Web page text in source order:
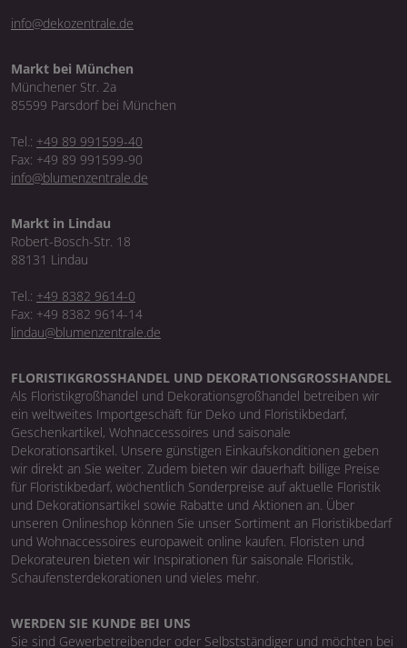
info@dekozentrale.de
Markt bei München
Münchener Str. 2a
85599 Parsdorf bei München
Tel.: +49 89 991599-40
Fax: +49 89 991599-90
info@blumenzentrale.de
Markt in Lindau
Robert-Bosch-Str. 18
88131 Lindau
Tel.: +49 8382 9614-0
Fax: +49 8382 9614-14
lindau@blumenzentrale.de
FLORISTIKGROSSHANDEL UND DEKORATIONSGROSSHANDEL
Als Floristikgroßhandel und Dekorationsgroßhandel betreiben wir
ein weltweites Importgeschäft für Deko und Floristikbedarf,
Geschenkartikel, Wohnaccessoires und saisonale
Dekorationsartikel. Unsere günstigen Einkaufskonditionen geben
wir direkt an Sie weiter. Zudem bieten wir dauerhaft billige Preise
für Floristikbedarf, wöchentlich Sonderpreise auf aktuelle Floristik
und Dekorationsartikel sowie Rabatte und Aktionen an. Über
unseren Onlineshop können Sie unser Sortiment an Floristikbedarf
und Wohnaccessoires europaweit online kaufen. Floristen und
Dekorateuren bieten wir Inspirationen für saisonale Floristik,
Schaufensterdekorationen und vieles mehr.
WERDEN SIE KUNDE BEI UNS
Sie sind Gewerbetreibender oder Selbstständiger und möchten bei